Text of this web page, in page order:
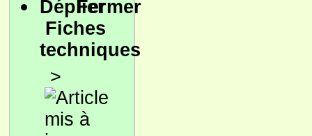
Fiches
techniques
>